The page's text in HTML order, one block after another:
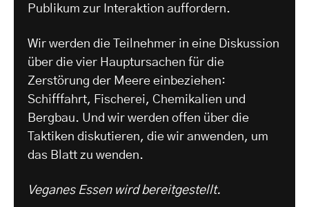
Publikum zur Interaktion auffordern.
Wir werden die Teilnehmer in eine Diskussion
über die vier Hauptursachen für die
Zerstörung der Meere einbeziehen:
Schifffahrt, Fischerei, Chemikalien und
Bergbau. Und wir werden offen über die
Taktiken diskutieren, die wir anwenden, um
das Blatt zu wenden.
Veganes Essen wird bereitgestellt.